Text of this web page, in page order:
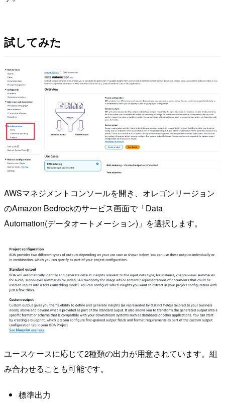
試してみた
AWSマネジメントコンソールを開き、オレゴンリージョン
のAmazon Bedrockのサービス画面で「Data
Automation(データオートメーション)」を選択します。
ユースケースに応じて2種類の出力が用意されています。組
み合わせることも可能です。
標準出力